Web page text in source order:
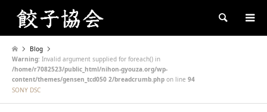
Search
Blog
Warning: Invalid argument supplied for foreach() in
/home/r7082523/public_html/nihon-gyouza.org/wp-
content/themes/gensen_tcd050 2/breadcrumb.php on line 94
SONY DSC